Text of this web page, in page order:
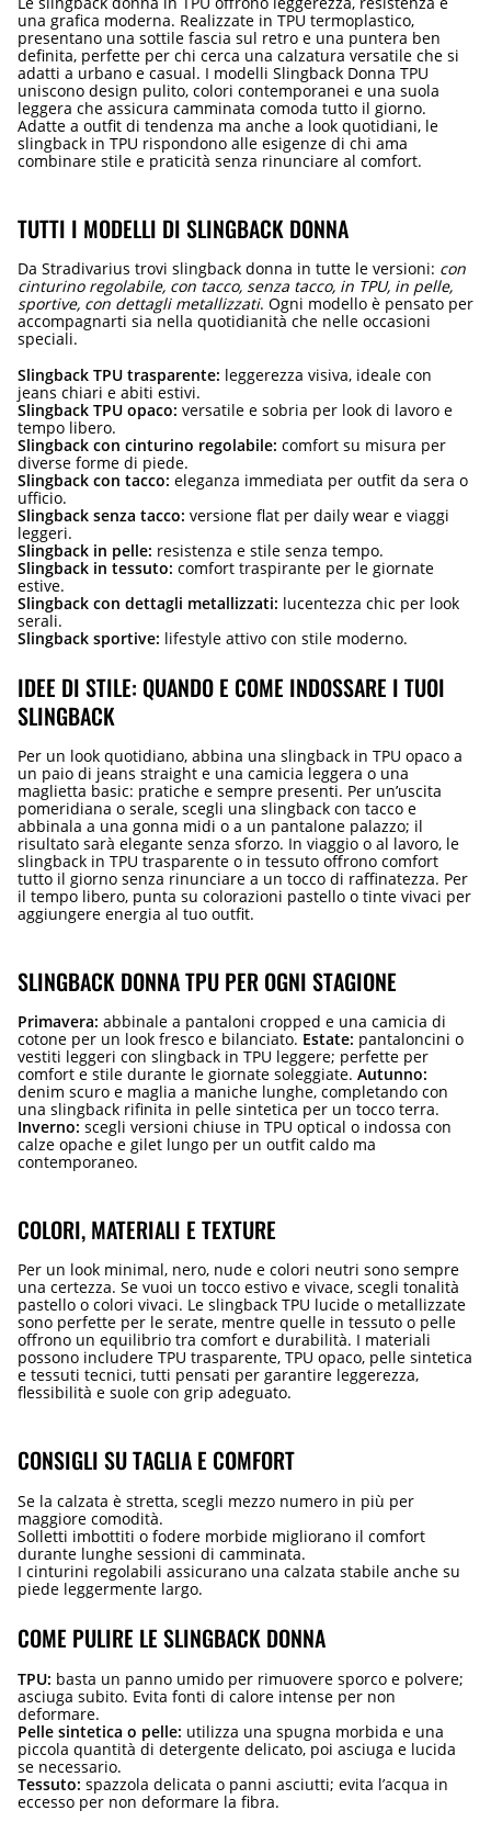
una grafica moderna. Realizzate in TPU termoplastico,
presentano una sottile fascia sul retro e una puntera ben
definita, perfette per chi cerca una calzatura versatile che si
adatti a urbano e casual. I modelli Slingback Donna TPU
uniscono design pulito, colori contemporanei e una suola
leggera che assicura camminata comoda tutto il giorno.
Adatte a outfit di tendenza ma anche a look quotidiani, le
slingback in TPU rispondono alle esigenze di chi ama
combinare stile e praticità senza rinunciare al comfort.
TUTTI I MODELLI DI SLINGBACK DONNA
Da Stradivarius trovi slingback donna in tutte le versioni: con
cinturino regolabile, con tacco, senza tacco, in TPU, in pelle,
sportive, con dettagli metallizzati. Ogni modello è pensato per
accompagnarti sia nella quotidianità che nelle occasioni
speciali.
Slingback TPU trasparente: leggerezza visiva, ideale con
jeans chiari e abiti estivi.
Slingback TPU opaco: versatile e sobria per look di lavoro e
tempo libero.
Slingback con cinturino regolabile: comfort su misura per
diverse forme di piede.
Slingback con tacco: eleganza immediata per outfit da sera o
ufficio.
Slingback senza tacco: versione flat per daily wear e viaggi
leggeri.
Slingback in pelle: resistenza e stile senza tempo.
Slingback in tessuto: comfort traspirante per le giornate
estive.
Slingback con dettagli metallizzati: lucentezza chic per look
serali.
Slingback sportive: lifestyle attivo con stile moderno.
IDEE DI STILE: QUANDO E COME INDOSSARE I TUOI
SLINGBACK
Per un look quotidiano, abbina una slingback in TPU opaco a
un paio di jeans straight e una camicia leggera o una
maglietta basic: pratiche e sempre presenti. Per un’uscita
pomeridiana o serale, scegli una slingback con tacco e
abbinala a una gonna midi o a un pantalone palazzo; il
risultato sarà elegante senza sforzo. In viaggio o al lavoro, le
slingback in TPU trasparente o in tessuto offrono comfort
tutto il giorno senza rinunciare a un tocco di raffinatezza. Per
il tempo libero, punta su colorazioni pastello o tinte vivaci per
aggiungere energia al tuo outfit.
SLINGBACK DONNA TPU PER OGNI STAGIONE
Primavera: abbinale a pantaloni cropped e una camicia di
cotone per un look fresco e bilanciato. Estate: pantaloncini o
vestiti leggeri con slingback in TPU leggere; perfette per
comfort e stile durante le giornate soleggiate. Autunno:
denim scuro e maglia a maniche lunghe, completando con
una slingback rifinita in pelle sintetica per un tocco terra.
Inverno: scegli versioni chiuse in TPU optical o indossa con
calze opache e gilet lungo per un outfit caldo ma
contemporaneo.
COLORI, MATERIALI E TEXTURE
Per un look minimal, nero, nude e colori neutri sono sempre
una certezza. Se vuoi un tocco estivo e vivace, scegli tonalità
pastello o colori vivaci. Le slingback TPU lucide o metallizzate
sono perfette per le serate, mentre quelle in tessuto o pelle
offrono un equilibrio tra comfort e durabilità. I materiali
possono includere TPU trasparente, TPU opaco, pelle sintetica
e tessuti tecnici, tutti pensati per garantire leggerezza,
flessibilità e suole con grip adeguato.
CONSIGLI SU TAGLIA E COMFORT
Se la calzata è stretta, scegli mezzo numero in più per
maggiore comodità.
Solletti imbottiti o fodere morbide migliorano il comfort
durante lunghe sessioni di camminata.
I cinturini regolabili assicurano una calzata stabile anche su
piede leggermente largo.
COME PULIRE LE SLINGBACK DONNA
TPU: basta un panno umido per rimuovere sporco e polvere;
asciuga subito. Evita fonti di calore intense per non
deformare.
Pelle sintetica o pelle: utilizza una spugna morbida e una
piccola quantità di detergente delicato, poi asciuga e lucida
se necessario.
Tessuto: spazzola delicata o panni asciutti; evita l’acqua in
eccesso per non deformare la fibra.